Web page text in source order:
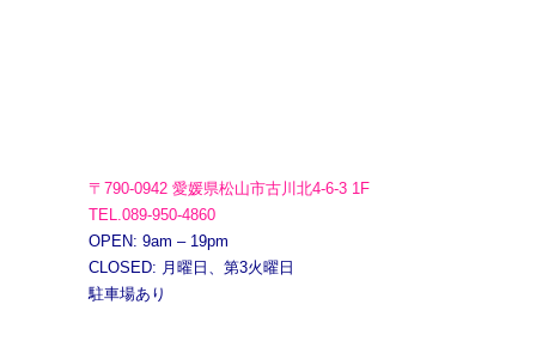
〒790-0942 愛媛県松山市古川北4-6-3 1F
TEL.089-950-4860
OPEN: 9am – 19pm
CLOSED: 月曜日、第3火曜日
駐車場あり